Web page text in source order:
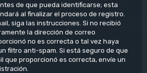
de que pueda identificarse; esta
al finalizar el proceso de registro.
siga las instrucciones. Si no recibió
la dirección de correo
no es correcta o tal vez haya
filtro anti-spam. Si está seguro de que
que proporcionó es correcta, envíe un